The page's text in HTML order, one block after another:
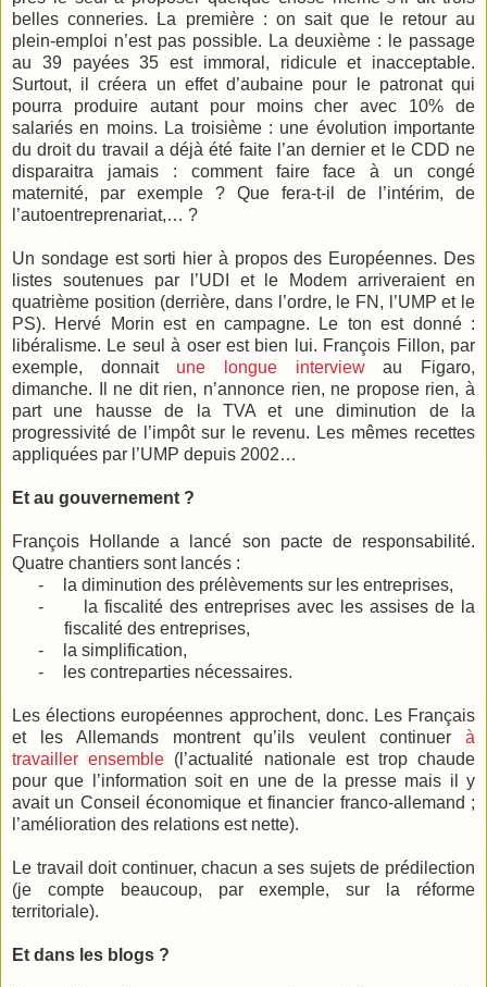
belles conneries. La première : on sait que le retour au
plein-emploi n’est pas possible. La deuxième : le passage
au 39 payées 35 est immoral, ridicule et inacceptable.
Surtout, il créera un effet d’aubaine pour le patronat qui
pourra produire autant pour moins cher avec 10% de
salariés en moins. La troisième : une évolution importante
du droit du travail a déjà été faite l’an dernier et le CDD ne
disparaitra jamais : comment faire face à un congé
maternité, par exemple ? Que fera-t-il de l’intérim, de
l’autoentreprenariat,… ?
Un sondage est sorti hier à propos des Européennes. Des
listes soutenues par l’UDI et le Modem arriveraient en
quatrième position (derrière, dans l’ordre, le FN, l’UMP et le
PS). Hervé Morin est en campagne. Le ton est donné :
libéralisme. Le seul à oser est bien lui. François Fillon, par
exemple, donnait une longue interviewau Figaro,
dimanche. Il ne dit rien, n’annonce rien, ne propose rien, à
part une hausse de la TVA et une diminution de la
progressivité de l’impôt sur le revenu. Les mêmes recettes
appliquées par l’UMP depuis 2002…
Et au gouvernement ?
François Hollande a lancé son pacte de responsabilité.
Quatre chantiers sont lancés :
-
la diminution des prélèvements sur les entreprises,
-
la fiscalité des entreprises avec les assises de la
fiscalité des entreprises,
-
la simplification,
-
les contreparties nécessaires.
Les élections européennes approchent, donc. Les Français
et les Allemands montrent qu’ils veulent continuer à
travailler ensemble (l’actualité nationale est trop chaude
pour que l’information soit en une de la presse mais il y
avait un Conseil économique et financier franco-allemand ;
l’amélioration des relations est nette).
Le travail doit continuer, chacun a ses sujets de prédilection
(je compte beaucoup, par exemple, sur la réforme
territoriale).
Et dans les blogs ?